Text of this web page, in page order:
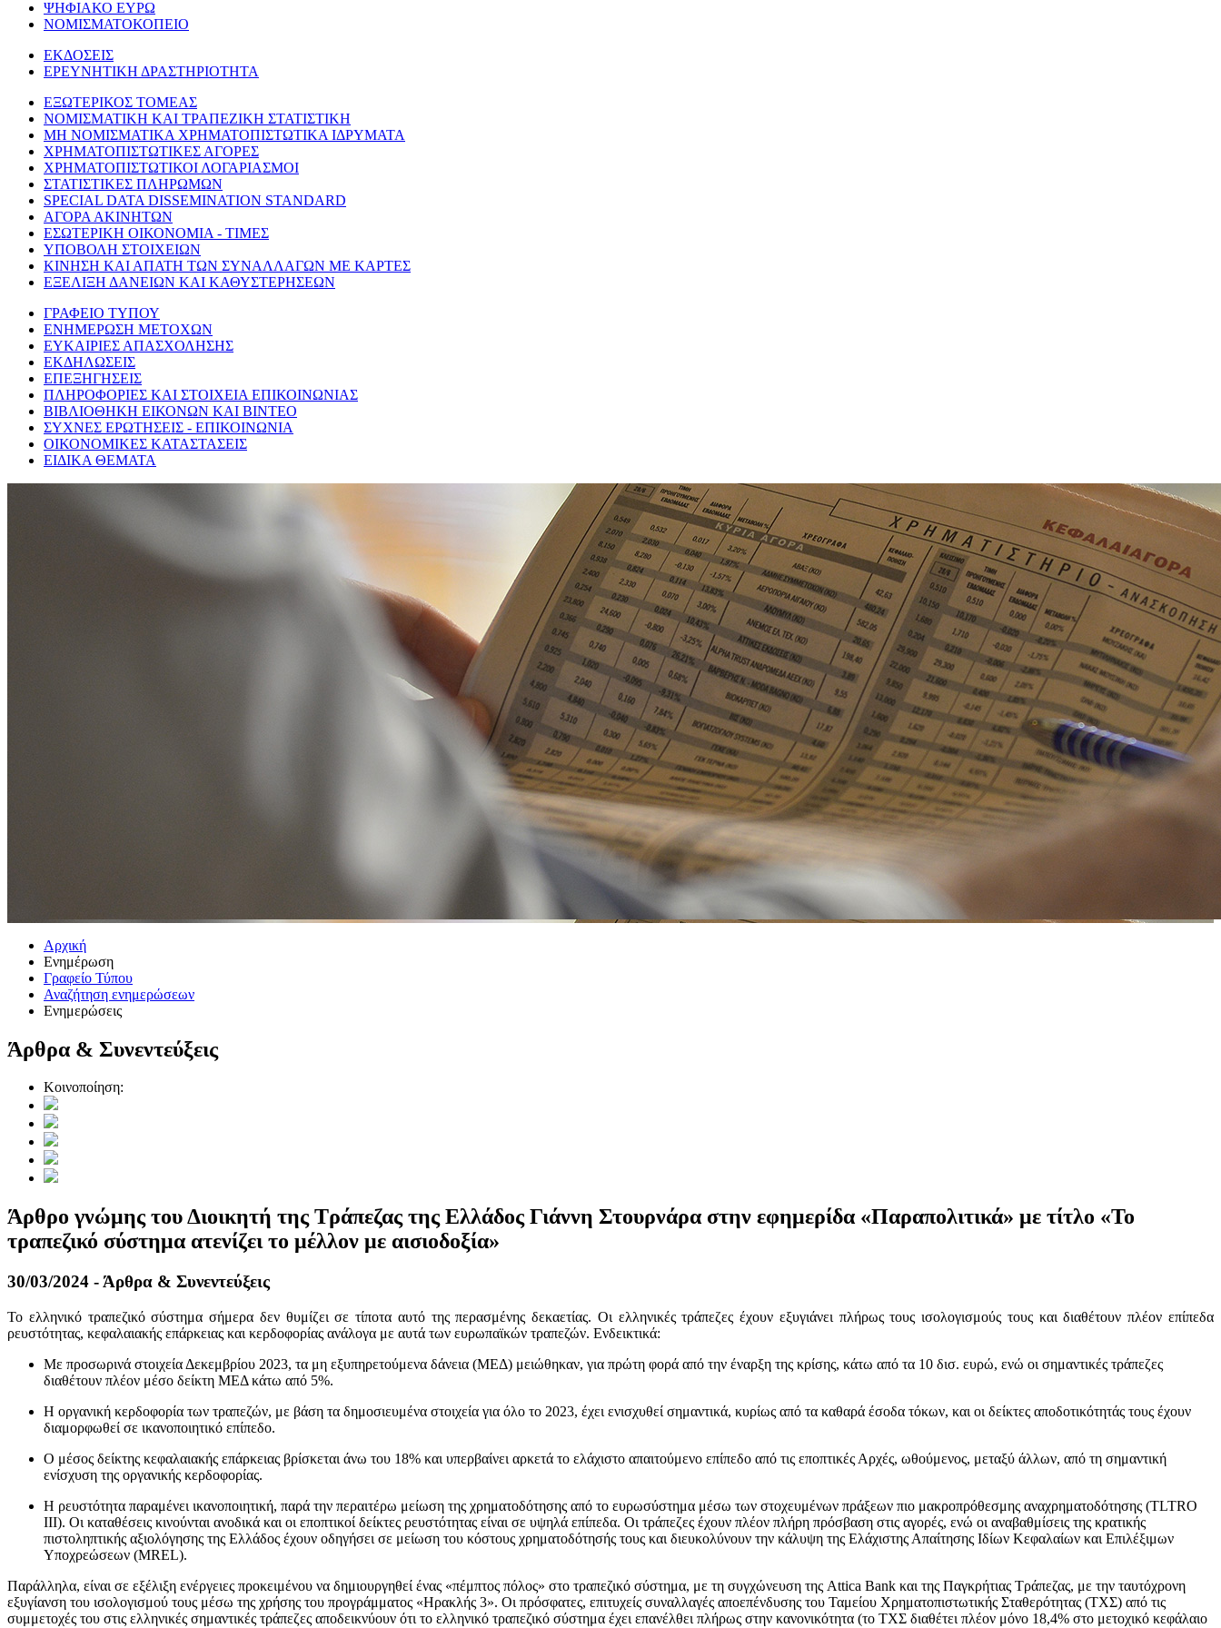
ΨΗΦΙΑΚΟ ΕΥΡΩ
ΝΟΜΙΣΜΑΤΟΚΟΠΕΙΟ
ΕΚΔΟΣΕΙΣ
ΕΡΕΥΝΗΤΙΚΗ ΔΡΑΣΤΗΡΙΟΤΗΤΑ
ΕΞΩΤΕΡΙΚΟΣ ΤΟΜΕΑΣ
ΝΟΜΙΣΜΑΤΙΚΗ ΚΑΙ ΤΡΑΠΕΖΙΚΗ ΣΤΑΤΙΣΤΙΚΗ
ΜΗ ΝΟΜΙΣΜΑΤΙΚΑ ΧΡΗΜΑΤΟΠΙΣΤΩΤΙΚΑ ΙΔΡΥΜΑΤΑ
ΧΡΗΜΑΤΟΠΙΣΤΩΤΙΚΕΣ ΑΓΟΡΕΣ
ΧΡΗΜΑΤΟΠΙΣΤΩΤΙΚΟΙ ΛΟΓΑΡΙΑΣΜΟΙ
ΣΤΑΤΙΣΤΙΚΕΣ ΠΛΗΡΩΜΩΝ
SPECIAL DATA DISSEMINATION STANDARD
ΑΓΟΡΑ ΑΚΙΝΗΤΩΝ
ΕΣΩΤΕΡΙΚΗ ΟΙΚΟΝΟΜΙΑ - ΤΙΜΕΣ
ΥΠΟΒΟΛΗ ΣΤΟΙΧΕΙΩΝ
ΚΙΝΗΣΗ ΚΑΙ ΑΠΑΤΗ ΤΩΝ ΣΥΝΑΛΛΑΓΩΝ ΜΕ ΚΑΡΤΕΣ
ΕΞΕΛΙΞΗ ΔΑΝΕΙΩΝ ΚΑΙ ΚΑΘΥΣΤΕΡΗΣΕΩΝ
ΓΡΑΦΕΙΟ ΤΥΠΟΥ
ΕΝΗΜΕΡΩΣΗ ΜΕΤΟΧΩΝ
ΕΥΚΑΙΡΙΕΣ ΑΠΑΣΧΟΛΗΣΗΣ
ΕΚΔΗΛΩΣΕΙΣ
ΕΠΕΞΗΓΗΣΕΙΣ
ΠΛΗΡΟΦΟΡΙΕΣ ΚΑΙ ΣΤΟΙΧΕΙΑ ΕΠΙΚΟΙΝΩΝΙΑΣ
ΒΙΒΛΙΟΘΗΚΗ ΕΙΚΟΝΩΝ ΚΑΙ ΒΙΝΤΕΟ
ΣΥΧΝΕΣ ΕΡΩΤΗΣΕΙΣ - ΕΠΙΚΟΙΝΩΝΙΑ
ΟΙΚΟΝΟΜΙΚΕΣ ΚΑΤΑΣΤΑΣΕΙΣ
ΕΙΔΙΚΑ ΘΕΜΑΤΑ
Αρχική
Ενημέρωση
Γραφείο Τύπου
Αναζήτηση ενημερώσεων
Ενημερώσεις
Άρθρα & Συνεντεύξεις
Κοινοποίηση:
Άρθρο γνώμης του Διοικητή της Τράπεζας της Ελλάδος Γιάννη Στουρνάρα στην εφημερίδα «Παραπολιτικά» με τίτλο «Το
τραπεζικό σύστημα ατενίζει το μέλλον με αισιοδοξία»
30/03/2024 - Άρθρα & Συνεντεύξεις
Το ελληνικό τραπεζικό σύστημα σήμερα δεν θυμίζει σε τίποτα αυτό της περασμένης δεκαετίας. Οι ελληνικές τράπεζες έχουν εξυγιάνει πλήρως τους ισολογισμούς τους και διαθέτουν πλέον επίπεδα
ρευστότητας, κεφαλαιακής επάρκειας και κερδοφορίας ανάλογα με αυτά των ευρωπαϊκών τραπεζών. Ενδεικτικά:
Με προσωρινά στοιχεία Δεκεμβρίου 2023, τα μη εξυπηρετούμενα δάνεια (ΜΕΔ) μειώθηκαν, για πρώτη φορά από την έναρξη της κρίσης, κάτω από τα 10 δισ. ευρώ, ενώ οι σημαντικές τράπεζες
διαθέτουν πλέον μέσο δείκτη ΜΕΔ κάτω από 5%.
Η οργανική κερδοφορία των τραπεζών, με βάση τα δημοσιευμένα στοιχεία για όλο το 2023, έχει ενισχυθεί σημαντικά, κυρίως από τα καθαρά έσοδα τόκων, και οι δείκτες αποδοτικότητάς τους έχουν
διαμορφωθεί σε ικανοποιητικό επίπεδο.
Ο μέσος δείκτης κεφαλαιακής επάρκειας βρίσκεται άνω του 18% και υπερβαίνει αρκετά το ελάχιστο απαιτούμενο επίπεδο από τις εποπτικές Αρχές, ωθούμενος, μεταξύ άλλων, από τη σημαντική
ενίσχυση της οργανικής κερδοφορίας.
Η ρευστότητα παραμένει ικανοποιητική, παρά την περαιτέρω μείωση της χρηματοδότησης από το ευρωσύστημα μέσω των στοχευμένων πράξεων πιο μακροπρόθεσμης αναχρηματοδότησης (TLTRO
ΙΙΙ). Οι καταθέσεις κινούνται ανοδικά και οι εποπτικοί δείκτες ρευστότητας είναι σε υψηλά επίπεδα. Οι τράπεζες έχουν πλέον πλήρη πρόσβαση στις αγορές, ενώ οι αναβαθμίσεις της κρατικής
πιστοληπτικής αξιολόγησης της Ελλάδος έχουν οδηγήσει σε μείωση του κόστους χρηματοδότησής τους και διευκολύνουν την κάλυψη της Ελάχιστης Απαίτησης Ιδίων Κεφαλαίων και Επιλέξιμων
Υποχρεώσεων (MREL).
Παράλληλα, είναι σε εξέλιξη ενέργειες προκειμένου να δημιουργηθεί ένας «πέμπτος πόλος» στο τραπεζικό σύστημα, με τη συγχώνευση της Attica Bank και της Παγκρήτιας Τράπεζας, με την ταυτόχρονη
εξυγίανση του ισολογισμού τους μέσω της χρήσης του προγράμματος «Ηρακλής 3». Οι πρόσφατες, επιτυχείς συναλλαγές αποεπένδυσης του Ταμείου Χρηματοπιστωτικής Σταθερότητας (ΤΧΣ) από τις
συμμετοχές του στις ελληνικές σημαντικές τράπεζες αποδεικνύουν ότι το ελληνικό τραπεζικό σύστημα έχει επανέλθει πλήρως στην κανονικότητα (το ΤΧΣ διαθέτει πλέον μόνο 18,4% στο μετοχικό κεφάλαιο